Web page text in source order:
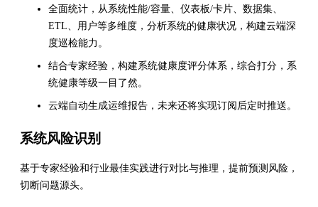
全面统计，从系统性能/容量、仪表板/卡片、数据集、
ETL、用户等多维度，分析系统的健康状况，构建云端深
度巡检能力。
结合专家经验，构建系统健康度评分体系，综合打分，系
统健康等级一目了然。
云端自动生成运维报告，未来还将实现订阅后定时推送。
系统风险识别
基于专家经验和行业最佳实践进行对比与推理，提前预测风险，
切断问题源头。